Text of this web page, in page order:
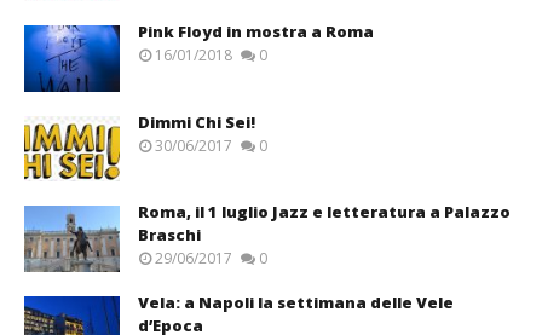
Pink Floyd in mostra a Roma
16/01/2018 0
Dimmi Chi Sei!
30/06/2017 0
Roma, il 1 luglio Jazz e letteratura a Palazzo
Braschi
29/06/2017 0
Vela: a Napoli la settimana delle Vele
d’Epoca